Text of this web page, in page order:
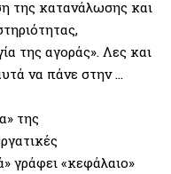
της κατανάλωσης και
της αγοράς». Λες και
να πάνε στην …
της
γράφει «κεφάλαιο»